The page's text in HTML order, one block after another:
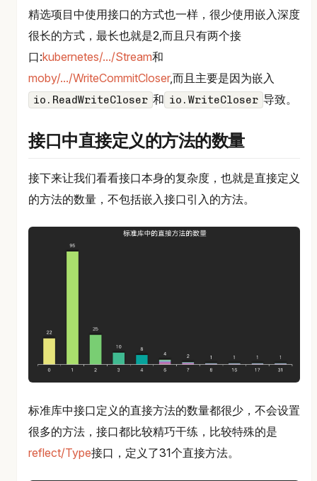
精选项目中使用接口的方式也一样，很少使用嵌入深度
很长的方式，最长也就是2,而且只有两个接
口:kubernetes/.../Stream和
moby/.../WriteCommitCloser,而且主要是因为嵌入
io.ReadWriteCloser 和 io.WriteCloser 导致。
接口中直接定义的方法的数量
接下来让我们看看接口本身的复杂度，也就是直接定义
的方法的数量，不包括嵌入接口引入的方法。
标准库中接口定义的直接方法的数量都很少，不会设置
很多的方法，接口都比较精巧干练，比较特殊的是
reflect/Type接口，定义了31个直接方法。